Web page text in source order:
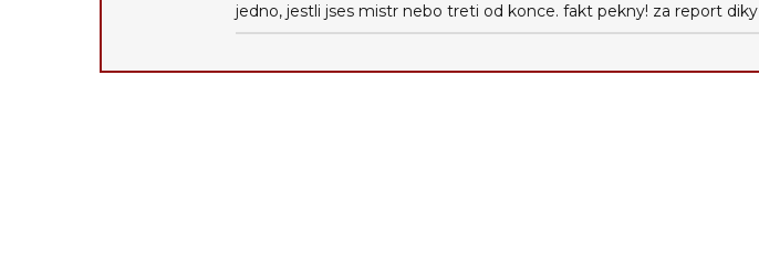
jedno, jestli jses mistr nebo treti od konce. fakt pekny! za report diky